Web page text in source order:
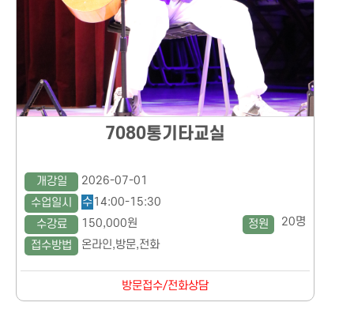
방문접수/전화상담
7080통기타교실
개강일
2026-07-01
수업일시
수14:00-15:30
수강료
150,000원 정원
20명
접수방법
온라인,방문,전화